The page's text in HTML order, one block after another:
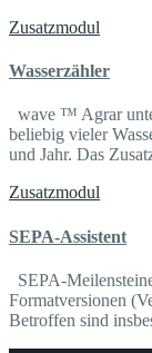
Zusatzmodul
Wasserzähler
wave ™ Agrar
beliebig vieler
und Jahr. Das
Zusatzmodul
SEPA-Assistent
SEPA-
Formatversionen
Betroffen sind